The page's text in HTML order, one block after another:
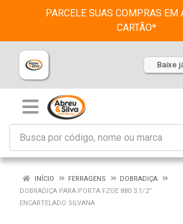
PARCELE SUAS COMPRAS EM
CARTÃO*
Baixe
INÍCIO FERRAGENS
DOBRADIÇA
DOBRADIÇA PARA PORTA FZOE 880 3.1/2”
ENCARTELADO SILVANA